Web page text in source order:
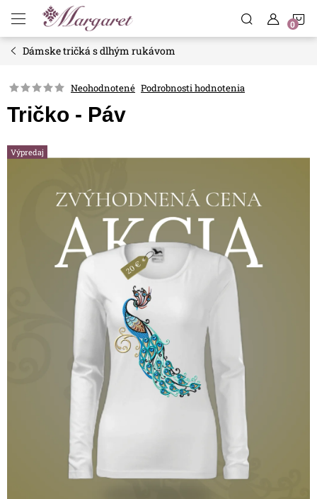
obsah
Dámske tričká s dlhým rukávom
Neohodnotené Podrobnosti hodnotenia
Tričko - Páv
Výpredaj